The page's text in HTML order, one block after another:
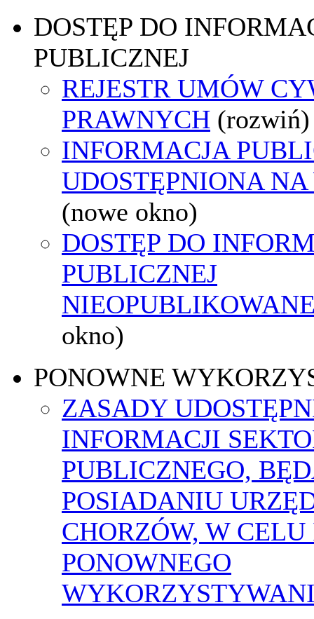
DOSTĘP DO
PUBLICZNEJ
REJESTR UMÓW
PRAWNYCH (rozwiń)
INFORMACJA
UDOSTĘPNIONA
(nowe okno)
DOSTĘP DO
PUBLICZNEJ
okno)
PONOWNE
ZASADY
INFORMACJI
PUBLICZNEGO,
POSIADANIU
CHORZÓW, W
PONOWNEGO